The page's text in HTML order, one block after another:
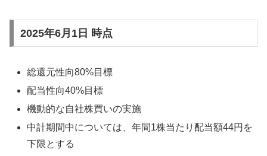
2025年6月1日 時点
総還元性向80%目標
配当性向40%目標
機動的な自社株買いの実施
中計期間中については、年間1株当たり配当額44円を
下限とする